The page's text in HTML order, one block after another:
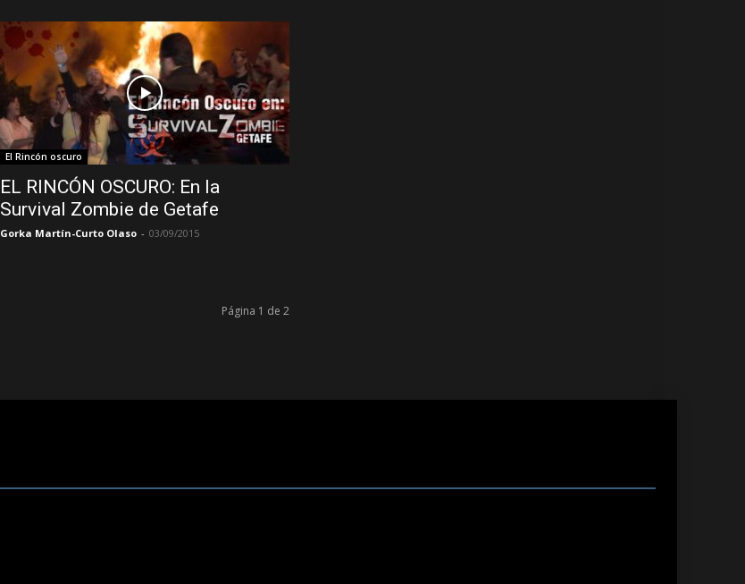
El Rincón oscuro
EL RINCÓN OSCURO: En la
Survival Zombie de Getafe
Gorka Martín-Curto Olaso - 03/09/2015
Página 1 de 2